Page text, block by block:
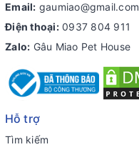
Email: gaumiao@gmail.com
Điện thoại: 0937 804 911
Zalo: Gâu Miao Pet House
Hỗ trợ
Tìm kiếm